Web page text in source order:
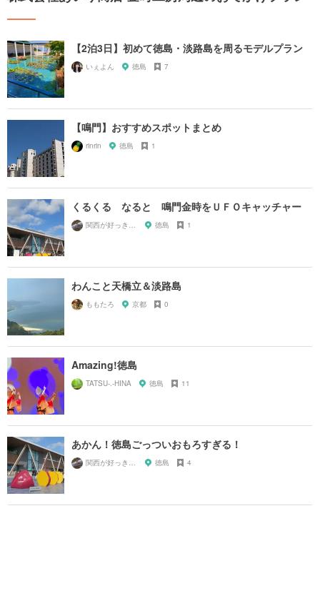
【2泊3日】初めて徳島・淡路島を周るモデルプラン
いぇよん 徳島 7
【鳴門】おすすめスポットまとめ
rinrin 徳島 1
くるくる なると 鳴門金時をＵＦＯキャッチャー
関西が好っきゃねん 徳島 1
わんこと天橋立＆淡路島
ももたろ 京都 0
Amazing!徳島
TATSU-.-HINA 徳島 11
あかん！徳島ごっついおもろすぎる！
関西が好っきゃねん 徳島 4